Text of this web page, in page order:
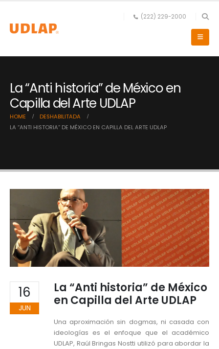
(222) 229-2000
La “Anti historia” de México en
Capilla del Arte UDLAP
HOME
DESHABILITADA
LA “ANTI HISTORIA” DE MÉXICO EN CAPILLA DEL ARTE UDLAP
16
JUN
La “Anti historia” de México
en Capilla del Arte UDLAP
Una aproximación sin dogmas, ni casada con
ideologías es el enfoque que el académico
UDLAP, Raúl Bringas Nostti utilizó para abordar la